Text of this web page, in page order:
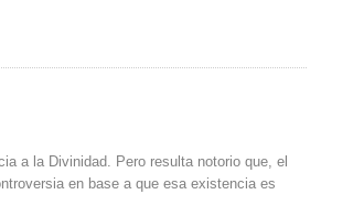
a la Divinidad. Pero resulta notorio que, el
en base a que esa existencia es